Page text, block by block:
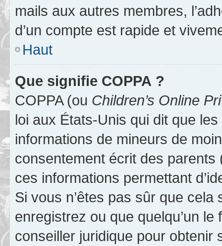
mails aux autres membres,
d’un compte est rapide et
Haut
Que signifie COPPA ?
COPPA (ou Children’s Online
loi aux États-Unis qui dit que
informations de mineurs de
consentement écrit des parents
ces informations permettant
Si vous n’êtes pas sûr que
enregistrez ou que quelqu’un
conseiller juridique pour obtenir